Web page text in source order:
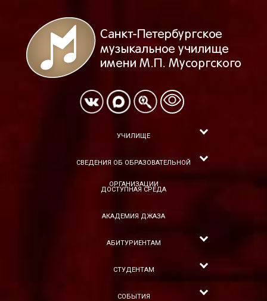
УЧИЛИЩЕ
СВЕДЕНИЯ ОБ ОБРАЗОВАТЕЛЬНОЙ
ОРГАНИЗАЦИИ
ДОСТУПНАЯ СРЕДА
АКАДЕМИЯ ДЖАЗА
АБИТУРИЕНТАМ
СТУДЕНТАМ
СОБЫТИЯ